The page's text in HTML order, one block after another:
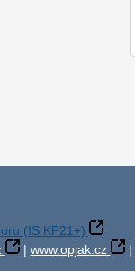
(IS KP21+)
| www.opjak.cz |